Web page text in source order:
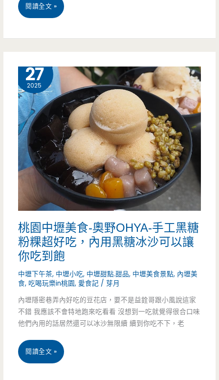
紅
色
老
厝，
袋
裝
料
好
好
桃
美
食-
微
笑
香
炭
直
火
香
腸
好
吃
閱讀全文 »
27
2025
桃園中壢美食-奧野OHYA-手工黑糖
粉粿超好吃，內用黑糖冰沙可以讓
你吃到飽
中壢下午茶, 中壢小吃, 中壢甜點.甜品, 中壢美食景點, 內壢美
食, 吃喝玩樂in桃園, 愛食記 /芽月
內壢隱密巷弄內好吃的豆花店，要不是益銓哥跟小風說這家
不錯 我應該不會特地跑來吃看看 沒想到一吃就覺得很合口味
他們內用的話居然還可以冰沙無限續 續到你吃不下，老
桃
閱讀全文 »